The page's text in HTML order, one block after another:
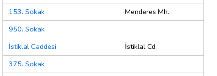
153. Sokak
Menderes Mh.
950. Sokak
İstiklal Caddesi
İstiklal Cd
375. Sokak